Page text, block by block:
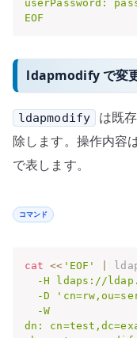
userPassword:
EOF
ldapmodify で変
ldapmodify
は既
除します。操作内容
で表します。
コマンド
cat << 'EOF'
-H ldaps://
-D
  -W
dn: